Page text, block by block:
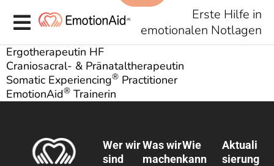
Erste Hilfe in
emotionalen Notlagen
Ergotherapeutin HF
Craniosacral- & Pränataltherapeutin
Somatic Experiencing®️ Practitioner
EmotionAid®️ Trainerin
Wer wir
sind
Was wir
machen
Wie
kann
Aktuali
sierung